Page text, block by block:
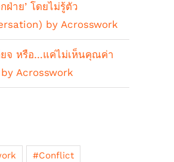
ฝ่าย’ โดยไม่รู้ตัว
by Acrosswork
ยจ หรือ…แค่ไม่เห็นคุณค่า
Acrosswork
#Conflict